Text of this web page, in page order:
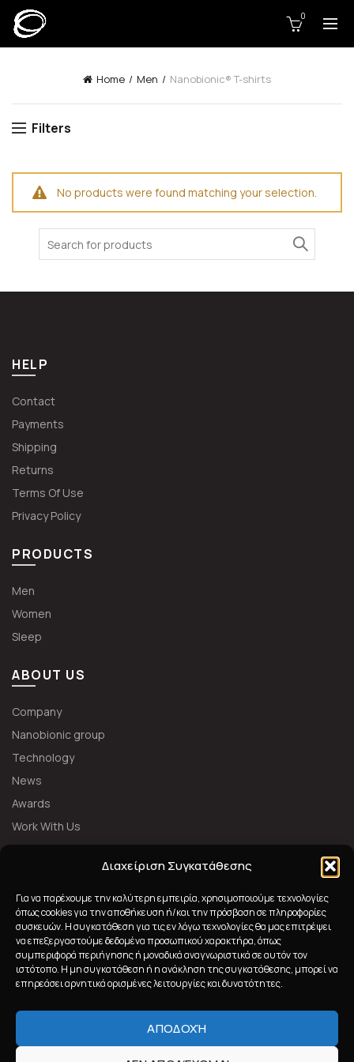
Διαχείριση Συγκατάθεσης
Για να παρέχουμε την καλύτερη εμπειρία, χρησιμοποιούμε τεχνολογίες
όπως cookies για την αποθήκευση ή/και την πρόσβαση σε πληροφορίες
συσκευών. Η συγκατάθεση για τις εν λόγω τεχνολογίες θα μας επιτρέψει
να επεξεργαστούμε δεδομένα προσωπικού χαρακτήρα, όπως
συμπεριφορά περιήγησης ή μοναδικά αναγνωριστικά σε αυτόν τον
ιστότοπο. Η μη συγκατάθεση ή η ανάκληση της συγκατάθεσης, μπορεί να
επηρεάσει αρνητικά ορισμένες λειτουργίες και δυνατότητες.
ΑΠΟΔΟΧΉ
0
Home Men Nanobionic® T-shirts
Filters
No products were found matching your selection.
for:
HELP
Contact
Payments
Shipping
Returns
Terms Of Use
Privacy Policy
PRODUCTS
Men
Women
Sleep
ABOUT US
Company
Nanobionic group
Technology
News
Awards
Work With Us
2023 Nanobionic All Rights Reserved